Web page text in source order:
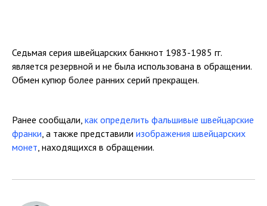
Седьмая серия швейцарских банкнот 1983-1985 гг.
является резервной и не была использована в обращении.
Обмен купюр более ранних серий прекращен.
Ранее сообщали, как определить фальшивые швейцарские
франки , а также представили изображения швейцарских
монет , находящихся в обращении.